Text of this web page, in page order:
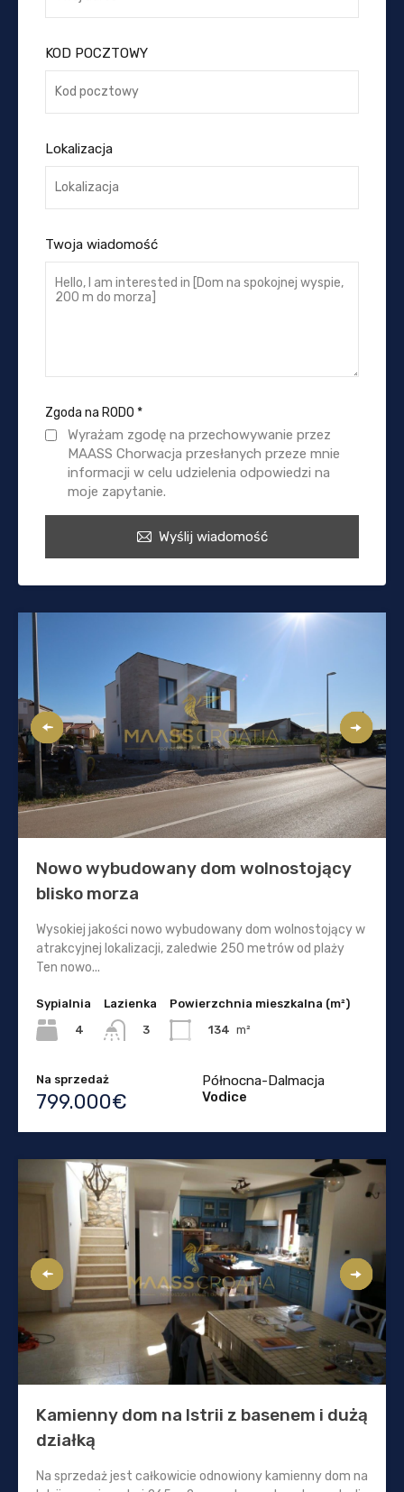
KOD POCZTOWY
Lokalizacja
Twoja wiadomość
Zgoda na RODO *
Wyrażam zgodę na przechowywanie przez
MAASS Chorwacja przesłanych przeze mnie
informacji w celu udzielenia odpowiedzi na
moje zapytanie.
Wyślij wiadomość
Nowo wybudowany dom wolnostojący
blisko morza
Wysokiej jakości nowo wybudowany dom wolnostojący w
atrakcyjnej lokalizacji, zaledwie 250 metrów od plaży
Ten nowo...
Sypialnia
4
Lazienka
3
Powierzchnia mieszkalna (m²)
134 m²
Na sprzedaż
799.000€
Północna-Dalmacja
Vodice
Kamienny dom na Istrii z basenem i dużą
działką
Na sprzedaż jest całkowicie odnowiony kamienny dom na